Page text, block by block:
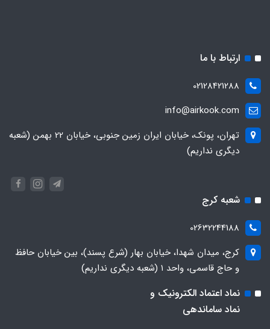
ارتباط با ما
02128421288
info@airkook.com
تهران، پونک، خیابان ایران زمین جنوبی، خیابان 22 بهمن (شعبه
دیگری نداریم)
شعبه کرج
02632244188
کرج، میدان شهدا، خیابان بهار (شرع پسند)، بین خیابان حافظ
و حاج قاسمی، واحد ۱ (شعبه دیگری نداریم)
نماد اعتماد الکترونیک و
نماد ساماندهی